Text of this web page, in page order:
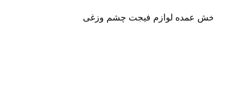
عمده لوازم فیجت چشم وزغی